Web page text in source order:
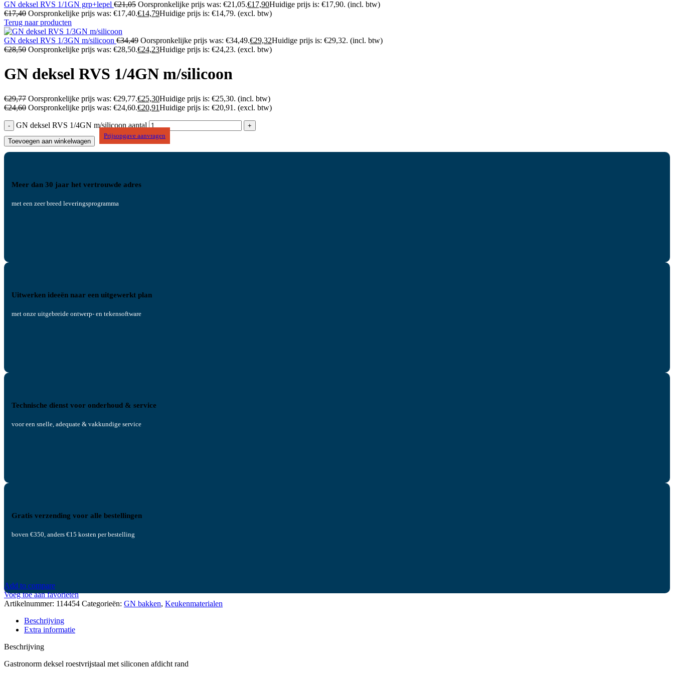
GN deksel RVS 1/1GN grp+lepel €21,05 Oorspronkelijke prijs was: €21,05.€17,90Huidige prijs is: €17,90. (incl. btw)
€17,40 Oorspronkelijke prijs was: €17,40.€14,79Huidige prijs is: €14,79. (excl. btw)
Terug naar producten
GN deksel RVS 1/3GN m/silicoon €34,49 Oorspronkelijke prijs was: €34,49.€29,32Huidige prijs is: €29,32. (incl. btw)
€28,50 Oorspronkelijke prijs was: €28,50.€24,23Huidige prijs is: €24,23. (excl. btw)
GN deksel RVS 1/4GN m/silicoon
€29,77 Oorspronkelijke prijs was: €29,77.€25,30Huidige prijs is: €25,30. (incl. btw)
€24,60 Oorspronkelijke prijs was: €24,60.€20,91Huidige prijs is: €20,91. (excl. btw)
GN deksel RVS 1/4GN m/silicoon aantal
Toevoegen aan winkelwagen
Prijsopgave aanvragen
Meer dan 30 jaar het vertrouwde adres
met een zeer breed leveringsprogramma
Uitwerken ideeën naar een uitgewerkt plan
met onze uitgebreide ontwerp- en tekensoftware
Technische dienst voor onderhoud & service
voor een snelle, adequate & vakkundige service
Gratis verzending voor alle bestellingen
boven €350, anders €15 kosten per bestelling
Add to compare
Voeg toe aan favorieten
Artikelnummer: 114454 Categorieën: GN bakken, Keukenmaterialen
Beschrijving
Extra informatie
Beschrijving
Gastronorm deksel roestvrijstaal met siliconen afdicht rand